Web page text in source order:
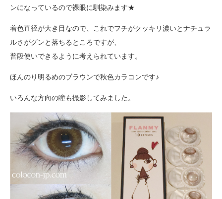
ンになっているので裸眼に馴染みます★
着色直径が大き目なので、これでフチがクッキリ濃いとナチュラ
ルさがグンと落ちるところですが、
普段使いできるように考えられています。
ほんのり明るめのブラウンで秋色カラコンです♪
いろんな方向の瞳も撮影してみました。